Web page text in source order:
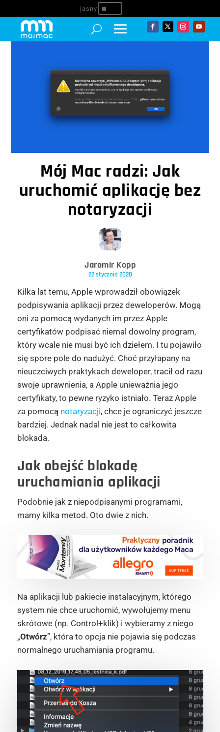
^
Mój Mac radzi: Jak
uruchomić aplikację bez
notaryzacji
Jaromir Kopp
22 stycznia 2020
Kilka lat temu, Apple wprowadził obowiązek
podpisywania aplikacji przez deweloperów. Mogą
oni za pomocą wydanych im przez Apple
certyfikatów podpisać niemal dowolny program,
który wcale nie musi być ich dziełem. I tu pojawiło
się spore pole do nadużyć. Choć przyłapany na
nieuczciwych praktykach deweloper, tracił od razu
swoje uprawnienia, a Apple unieważnia jego
certyfikaty, to pewne ryzyko istniało. Teraz Apple
za pomocą notaryzacji, chce je ograniczyć jeszcze
bardziej. Jednak nadal nie jest to całkowita
blokada.
Jak obejść blokadę
uruchamiania aplikacji
Podobnie jak z niepodpisanymi programami,
mamy kilka metod. Oto dwie z nich.
Na aplikacji lub pakiecie instalacyjnym, którego
system nie chce uruchomić, wywołujemy menu
skrótowe (np. Control+klik) i wybieramy z niego
„Otwórz”, która to opcja nie pojawia się podczas
normalnego uruchamiania programu.